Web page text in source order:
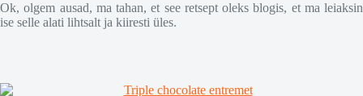
Ok, olgem ausad, ma tahan, et see retsept oleks blogis, et ma leiaksin
ise selle alati lihtsalt ja kiiresti üles.